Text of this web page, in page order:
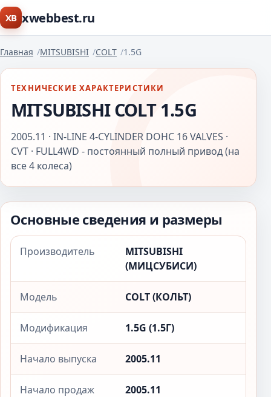
XB xwebbest.ru
Главная MITSUBISHI COLT 1.5G
ТЕХНИЧЕСКИЕ ХАРАКТЕРИСТИКИ
MITSUBISHI COLT 1.5G
2005.11 · IN-LINE 4-CYLINDER DOHC 16 VALVES ·
CVT · FULL4WD - постоянный полный привод (на
все 4 колеса)
Основные сведения и размеры
Производитель
MITSUBISHI
(МИЦСУБИСИ)
Модель COLT (КОЛЬТ)
Модификация 1.5G (1.5Г)
Начало выпуска 2005.11
Начало продаж 2005.11